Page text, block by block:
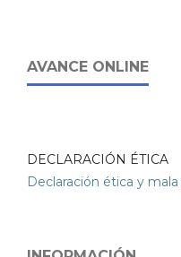
AVANCE ONLINE
DECLARACIÓN ÉTICA
Declaración ética y mala